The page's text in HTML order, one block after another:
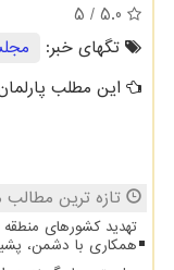
5.0
/ 5
تگهای خبر:
این مطلب
تازه ترین مطالب
تهدید کشورهای
همکاری با دشمن،